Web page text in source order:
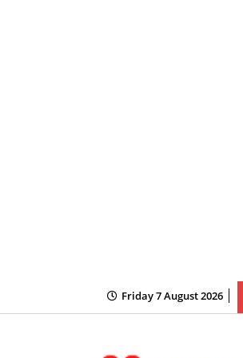
Friday 7 August 2026